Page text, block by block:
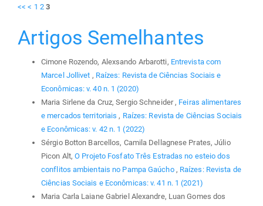
<< < 1 2 3
Artigos Semelhantes
Cimone Rozendo, Alexsando Arbarotti, Entrevista com
Marcel Jollivet , Raízes: Revista de Ciências Sociais e
Econômicas: v. 40 n. 1 (2020)
Maria Sirlene da Cruz, Sergio Schneider , Feiras alimentares
e mercados territoriais, Raízes: Revista de Ciências Sociais
e Econômicas: v. 42 n. 1 (2022)
Sérgio Botton Barcellos, Camila Dellagnese Prates, Júlio
Picon Alt,O Projeto Fosfato Três Estradas no esteio dos
conflitos ambientais no Pampa Gaúcho , Raízes: Revista de
Ciências Sociais e Econômicas: v. 41 n. 1 (2021)
Maria Carla Laiane Gabriel Alexandre, Luan Gomes dos